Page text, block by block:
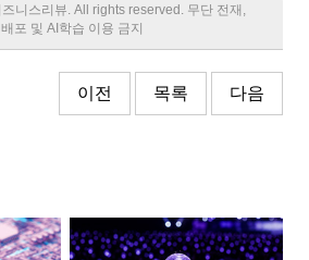
니스리뷰. All rights reserved. 무단 전재,
포 및 AI학습 이용 금지
이전 목록 다음